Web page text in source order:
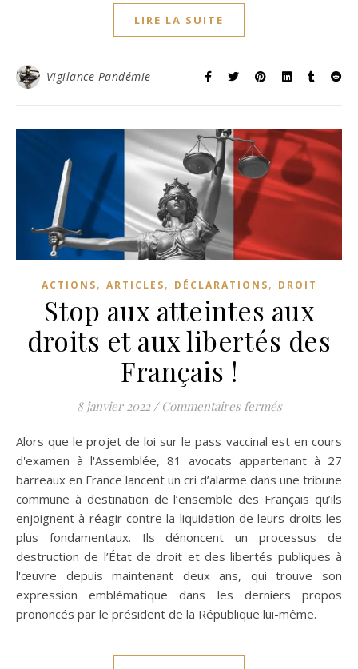
LIRE LA SUITE
Vigilance Pandémie
ACTIONS, ARTICLES, DÉCLARATIONS, DROIT
Stop aux atteintes aux
droits et aux libertés des
Français !
8 janvier 2022 / Commentaires ferméssur Stop aux
Alors que le projet de loi sur le pass vaccinal est en cours
d'examen à l'Assemblée, 81 avocats appartenant à 27
barreaux en France lancent un cri d’alarme dans une tribune
commune à destination de l’ensemble des Français qu’ils
enjoignent à réagir contre la liquidation de leurs droits les
plus fondamentaux. Ils dénoncent un processus de
destruction de l’État de droit et des libertés publiques à
l'œuvre depuis maintenant deux ans, qui trouve son
expression emblématique dans les derniers propos
prononcés par le président de la République lui-même.